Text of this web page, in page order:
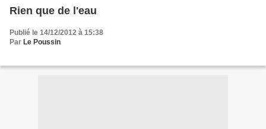
Rien que de l'eau
Publié le 14/12/2012 à 15:38
Par Le Poussin